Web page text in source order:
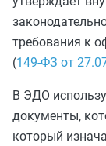
требования к
(149-ФЗ от
В ЭДО
документы,
который